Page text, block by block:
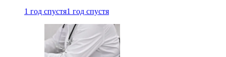
1 год спустя1 год спустя